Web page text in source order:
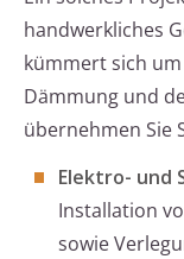
handwerkliches
kümmert sich
Dämmung und
übernehmen Sie
Elektro- und
Installation
sowie